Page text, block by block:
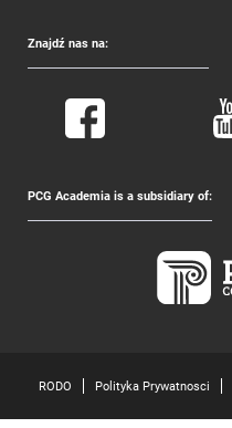
Znajdź nas na:
PCG Academia is a subsidiary of:
RODO Polityka Prywatnosci